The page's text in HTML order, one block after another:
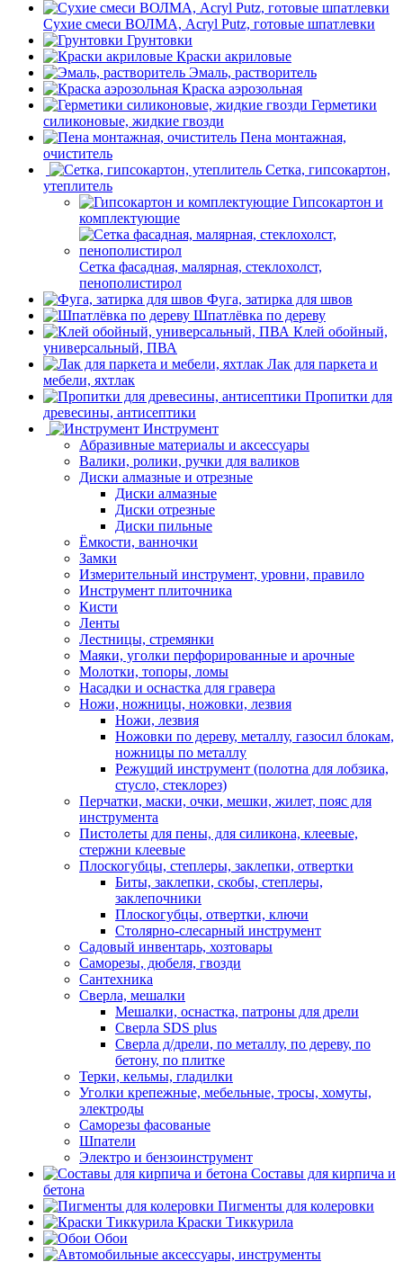
Сухие смеси ВОЛМА, Acryl Putz, готовые шпатлевки
Грунтовки
Краски акриловые
Эмаль, растворитель
Краска аэрозольная
Герметики
силиконовые, жидкие гвозди
Пена монтажная,
очиститель
Сетка, гипсокартон,
утеплитель
Гипсокартон и
комплектующие
Сетка фасадная, малярная, стеклохолст,
пенополистирол
Фуга, затирка для швов
Шпатлёвка по дереву
Клей обойный,
универсальный, ПВА
Лак для паркета и
мебели, яхтлак
Пропитки для
древесины, антисептики
Инструмент
Абразивные материалы и аксессуары
Валики, ролики, ручки для валиков
Диски алмазные и отрезные
Диски алмазные
Диски отрезные
Диски пильные
Ёмкости, ванночки
Замки
Измерительный инструмент, уровни, правило
Инструмент плиточника
Кисти
Ленты
Лестницы, стремянки
Маяки, уголки перфорированные и арочные
Молотки, топоры, ломы
Насадки и оснастка для гравера
Ножи, ножницы, ножовки, лезвия
Ножи, лезвия
Ножовки по дереву, металлу, газосил блокам,
ножницы по металлу
Режущий инструмент (полотна для лобзика,
стусло, стеклорез)
Перчатки, маски, очки, мешки, жилет, пояс для
инструмента
Пистолеты для пены, для силикона, клеевые,
стержни клеевые
Плоскогубцы, степлеры, заклепки, отвертки
Биты, заклепки, скобы, степлеры,
заклепочники
Плоскогубцы, отвертки, ключи
Столярно-слесарный инструмент
Садовый инвентарь, хозтовары
Саморезы, дюбеля, гвозди
Сантехника
Сверла, мешалки
Мешалки, оснастка, патроны для дрели
Сверла SDS plus
Сверла д/дрели, по металлу, по дереву, по
бетону, по плитке
Терки, кельмы, гладилки
Уголки крепежные, мебельные, тросы, хомуты,
электроды
Саморезы фасованые
Шпатели
Электро и бензоинструмент
Составы для кирпича и
бетона
Пигменты для колеровки
Краски Тиккурила
Обои